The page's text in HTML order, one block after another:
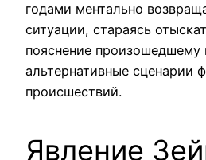
годами ментально
ситуации, стараясь
пояснение произошедшему
альтернативные сценарии
происшествий.
Явление